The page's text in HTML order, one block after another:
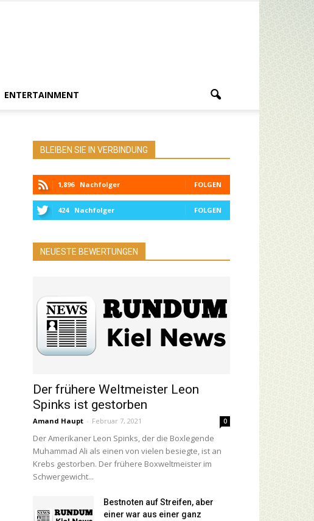
ENTERTAINMENT
BLEIBEN SIE IN VERBINDUNG
1,896 Nachfolger FOLGEN
424 Nachfolger FOLGEN
NEUESTE BEWERTUNGEN
Der frühere Weltmeister Leon
Spinks ist gestorben
Amand Haupt - Februar 7, 2021 0
Der Amerikaner Leon Spinks, der die Boxlegende
Muhammad Ali als einen von vielen besiegte, ist an
Krebs gestorben. Der frühere Boxweltmeister im
Schwergewicht...
Bestnoten auf Streifen, aber
einer war aus einer ganz